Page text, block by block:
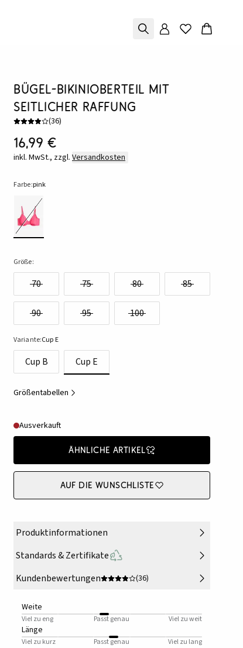
Bügel-Bikinioberteil mit
seitlicher Raffung
(36)
16,99 €
inkl. MwSt., zzgl. Versandkosten
Farbe:pink
Größe:
70 75 80 85
90 95 100
Variante:Cup E
Cup B Cup E
Größentabellen
Ausverkauft
Ähnliche Artikel
Auf die Wunschliste
Produktinformationen
Standards & Zertifikate
Kundenbewertungen
(36)
Weite
Viel zu eng Passt genau Viel zu weit
Länge
Viel zu kurz Passt genau Viel zu lang